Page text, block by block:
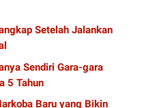
Setelah Jalankan
Sendiri Gara-gara
5 Tahun
Baru yang Bikin